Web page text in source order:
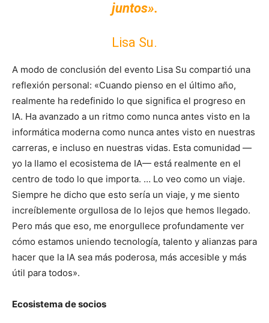
juntos».
Lisa Su.
A modo de conclusión del evento Lisa Su compartió una
reflexión personal: «Cuando pienso en el último año,
realmente ha redefinido lo que significa el progreso en
IA. Ha avanzado a un ritmo como nunca antes visto en la
informática moderna como nunca antes visto en nuestras
carreras, e incluso en nuestras vidas. Esta comunidad —
yo la llamo el ecosistema de IA— está realmente en el
centro de todo lo que importa. … Lo veo como un viaje.
Siempre he dicho que esto sería un viaje, y me siento
increíblemente orgullosa de lo lejos que hemos llegado.
Pero más que eso, me enorgullece profundamente ver
cómo estamos uniendo tecnología, talento y alianzas para
hacer que la IA sea más poderosa, más accesible y más
útil para todos».
Ecosistema de socios